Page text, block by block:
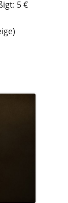
5 €